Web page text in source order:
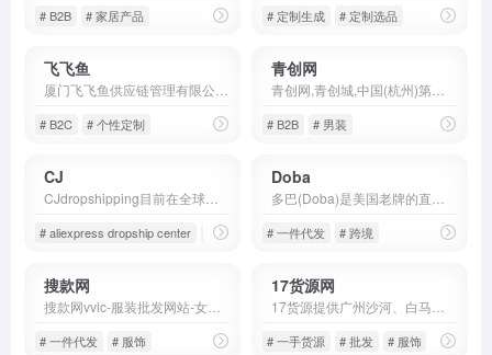
# B2B # 家居产品 # 定制生成 # 定制选品
飞飞鱼
# B2C # 个性定制
青创网
# B2B # 男装
CJ
# aliexpress dropship center # amazon dropshipping # CJ dropshipping
Doba
# 一件代发 # 跨境
搜款网
# 一件代发 # 服饰
17货源网
# 一手货源 # 批发 # 服饰